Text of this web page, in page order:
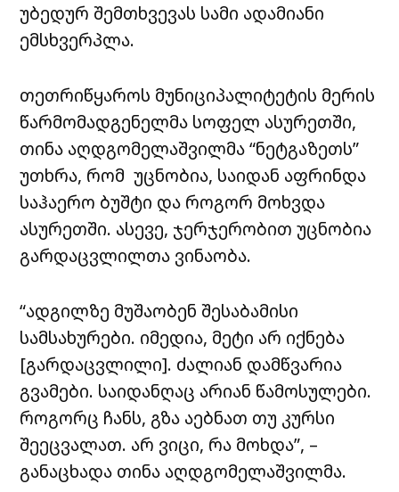
უბედურ შემთხვევას სამი ადამიანი
ემსხვერპლა.
თეთრიწყაროს მუნიციპალიტეტის მერის
წარმომადგენელმა სოფელ ასურეთში,
თინა აღდგომელაშვილმა “ნეტგაზეთს”
უთხრა, რომ უცნობია, საიდან აფრინდა
საჰაერო ბუშტი და როგორ მოხვდა
ასურეთში. ასევე, ჯერჯერობით უცნობია
გარდაცვლილთა ვინაობა.
“ადგილზე მუშაობენ შესაბამისი
სამსახურები. იმედია, მეტი არ იქნება
[გარდაცვლილი]. ძალიან დამწვარია
გვამები. საიდანღაც არიან წამოსულები.
როგორც ჩანს, გზა აებნათ თუ კურსი
შეეცვალათ. არ ვიცი, რა მოხდა”, –
განაცხადა თინა აღდგომელაშვილმა.